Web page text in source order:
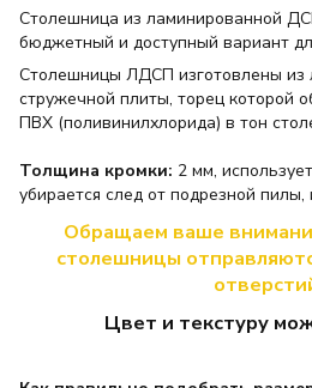
Столешница из ламинированной
бюджетный и доступный вариант
Столешницы ЛДСП изготовлены из
стружечной плиты, торец которой
ПВХ (поливинилхлорида) в тон
Толщина кромки: 2 мм,
убирается след от подрезной
Обращаем ваше
столешницы
Цвет и текстуру